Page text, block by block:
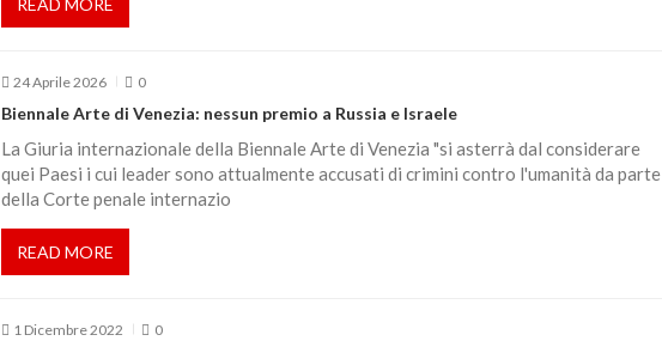
READ MORE
24 Aprile 2026 0
Biennale Arte di Venezia: nessun premio a Russia e Israele
La Giuria internazionale della Biennale Arte di Venezia "si asterrà dal considerare
quei Paesi i cui leader sono attualmente accusati di crimini contro l'umanità da parte
della Corte penale internazio
READ MORE
1 Dicembre 2022 0